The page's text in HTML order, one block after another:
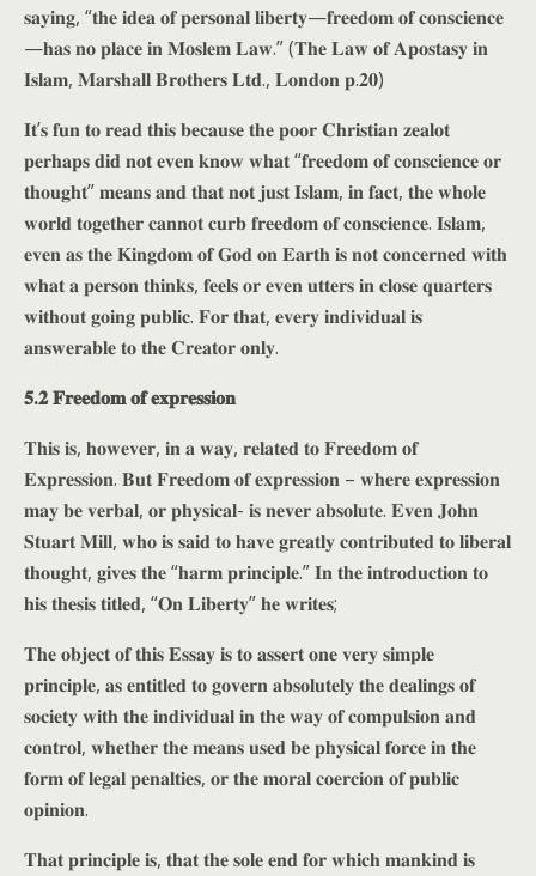
𝐬𝐚𝐲𝐢𝐧𝐠, “𝐭𝐡𝐞 𝐢𝐝𝐞𝐚 𝐨𝐟 𝐩𝐞𝐫𝐬𝐨𝐧𝐚𝐥 𝐥𝐢𝐛𝐞𝐫𝐭𝐲—𝐟𝐫𝐞𝐞𝐝𝐨𝐦 𝐨𝐟 𝐜𝐨𝐧𝐬𝐜𝐢𝐞𝐧𝐜𝐞
—𝐡𝐚𝐬 𝐧𝐨 𝐩𝐥𝐚𝐜𝐞 𝐢𝐧 𝐌𝐨𝐬𝐥𝐞𝐦 𝐋𝐚𝐰.” (𝐓𝐡𝐞 𝐋𝐚𝐰 𝐨𝐟 𝐀𝐩𝐨𝐬𝐭𝐚𝐬𝐲 𝐢𝐧
𝐈𝐬𝐥𝐚𝐦, 𝐌𝐚𝐫𝐬𝐡𝐚𝐥𝐥 𝐁𝐫𝐨𝐭𝐡𝐞𝐫𝐬 𝐋𝐭𝐝., 𝐋𝐨𝐧𝐝𝐨𝐧 𝐩.𝟐𝟎)
𝐈𝐭’𝐬 𝐟𝐮𝐧 𝐭𝐨 𝐫𝐞𝐚𝐝 𝐭𝐡𝐢𝐬 𝐛𝐞𝐜𝐚𝐮𝐬𝐞 𝐭𝐡𝐞 𝐩𝐨𝐨𝐫 𝐂𝐡𝐫𝐢𝐬𝐭𝐢𝐚𝐧 𝐳𝐞𝐚𝐥𝐨𝐭
𝐩𝐞𝐫𝐡𝐚𝐩𝐬 𝐝𝐢𝐝 𝐧𝐨𝐭 𝐞𝐯𝐞𝐧 𝐤𝐧𝐨𝐰 𝐰𝐡𝐚𝐭 “𝐟𝐫𝐞𝐞𝐝𝐨𝐦 𝐨𝐟 𝐜𝐨𝐧𝐬𝐜𝐢𝐞𝐧𝐜𝐞 𝐨𝐫
𝐭𝐡𝐨𝐮𝐠𝐡𝐭” 𝐦𝐞𝐚𝐧𝐬 𝐚𝐧𝐝 𝐭𝐡𝐚𝐭 𝐧𝐨𝐭 𝐣𝐮𝐬𝐭 𝐈𝐬𝐥𝐚𝐦, 𝐢𝐧 𝐟𝐚𝐜𝐭, 𝐭𝐡𝐞 𝐰𝐡𝐨𝐥𝐞
𝐰𝐨𝐫𝐥𝐝 𝐭𝐨𝐠𝐞𝐭𝐡𝐞𝐫 𝐜𝐚𝐧𝐧𝐨𝐭 𝐜𝐮𝐫𝐛 𝐟𝐫𝐞𝐞𝐝𝐨𝐦 𝐨𝐟 𝐜𝐨𝐧𝐬𝐜𝐢𝐞𝐧𝐜𝐞. 𝐈𝐬𝐥𝐚𝐦,
𝐞𝐯𝐞𝐧 𝐚𝐬 𝐭𝐡𝐞 𝐊𝐢𝐧𝐠𝐝𝐨𝐦 𝐨𝐟 𝐆𝐨𝐝 𝐨𝐧 𝐄𝐚𝐫𝐭𝐡 𝐢𝐬 𝐧𝐨𝐭 𝐜𝐨𝐧𝐜𝐞𝐫𝐧𝐞𝐝 𝐰𝐢𝐭𝐡
𝐰𝐡𝐚𝐭 𝐚 𝐩𝐞𝐫𝐬𝐨𝐧 𝐭𝐡𝐢𝐧𝐤𝐬, 𝐟𝐞𝐞𝐥𝐬 𝐨𝐫 𝐞𝐯𝐞𝐧 𝐮𝐭𝐭𝐞𝐫𝐬 𝐢𝐧 𝐜𝐥𝐨𝐬𝐞 𝐪𝐮𝐚𝐫𝐭𝐞𝐫𝐬
𝐰𝐢𝐭𝐡𝐨𝐮𝐭 𝐠𝐨𝐢𝐧𝐠 𝐩𝐮𝐛𝐥𝐢𝐜. 𝐅𝐨𝐫 𝐭𝐡𝐚𝐭, 𝐞𝐯𝐞𝐫𝐲 𝐢𝐧𝐝𝐢𝐯𝐢𝐝𝐮𝐚𝐥 𝐢𝐬
𝐚𝐧𝐬𝐰𝐞𝐫𝐚𝐛𝐥𝐞 𝐭𝐨 𝐭𝐡𝐞 𝐂𝐫𝐞𝐚𝐭𝐨𝐫 𝐨𝐧𝐥𝐲.
𝟓.𝟐 𝐅𝐫𝐞𝐞𝐝𝐨𝐦 𝐨𝐟 𝐞𝐱𝐩𝐫𝐞𝐬𝐬𝐢𝐨𝐧
𝐓𝐡𝐢𝐬 𝐢𝐬, 𝐡𝐨𝐰𝐞𝐯𝐞𝐫, 𝐢𝐧 𝐚 𝐰𝐚𝐲, 𝐫𝐞𝐥𝐚𝐭𝐞𝐝 𝐭𝐨 𝐅𝐫𝐞𝐞𝐝𝐨𝐦 𝐨𝐟
𝐄𝐱𝐩𝐫𝐞𝐬𝐬𝐢𝐨𝐧. 𝐁𝐮𝐭 𝐅𝐫𝐞𝐞𝐝𝐨𝐦 𝐨𝐟 𝐞𝐱𝐩𝐫𝐞𝐬𝐬𝐢𝐨𝐧 – 𝐰𝐡𝐞𝐫𝐞 𝐞𝐱𝐩𝐫𝐞𝐬𝐬𝐢𝐨𝐧
𝐦𝐚𝐲 𝐛𝐞 𝐯𝐞𝐫𝐛𝐚𝐥, 𝐨𝐫 𝐩𝐡𝐲𝐬𝐢𝐜𝐚𝐥- 𝐢𝐬 𝐧𝐞𝐯𝐞𝐫 𝐚𝐛𝐬𝐨𝐥𝐮𝐭𝐞. 𝐄𝐯𝐞𝐧 𝐉𝐨𝐡𝐧
𝐒𝐭𝐮𝐚𝐫𝐭 𝐌𝐢𝐥𝐥, 𝐰𝐡𝐨 𝐢𝐬 𝐬𝐚𝐢𝐝 𝐭𝐨 𝐡𝐚𝐯𝐞 𝐠𝐫𝐞𝐚𝐭𝐥𝐲 𝐜𝐨𝐧𝐭𝐫𝐢𝐛𝐮𝐭𝐞𝐝 𝐭𝐨 𝐥𝐢𝐛𝐞𝐫𝐚𝐥
𝐭𝐡𝐨𝐮𝐠𝐡𝐭, 𝐠𝐢𝐯𝐞𝐬 𝐭𝐡𝐞 “𝐡𝐚𝐫𝐦 𝐩𝐫𝐢𝐧𝐜𝐢𝐩𝐥𝐞.” 𝐈𝐧 𝐭𝐡𝐞 𝐢𝐧𝐭𝐫𝐨𝐝𝐮𝐜𝐭𝐢𝐨𝐧 𝐭𝐨
𝐡𝐢𝐬 𝐭𝐡𝐞𝐬𝐢𝐬 𝐭𝐢𝐭𝐥𝐞𝐝, “𝐎𝐧 𝐋𝐢𝐛𝐞𝐫𝐭𝐲” 𝐡𝐞 𝐰𝐫𝐢𝐭𝐞𝐬;
𝐓𝐡𝐞 𝐨𝐛𝐣𝐞𝐜𝐭 𝐨𝐟 𝐭𝐡𝐢𝐬 𝐄𝐬𝐬𝐚𝐲 𝐢𝐬 𝐭𝐨 𝐚𝐬𝐬𝐞𝐫𝐭 𝐨𝐧𝐞 𝐯𝐞𝐫𝐲 𝐬𝐢𝐦𝐩𝐥𝐞
𝐩𝐫𝐢𝐧𝐜𝐢𝐩𝐥𝐞, 𝐚𝐬 𝐞𝐧𝐭𝐢𝐭𝐥𝐞𝐝 𝐭𝐨 𝐠𝐨𝐯𝐞𝐫𝐧 𝐚𝐛𝐬𝐨𝐥𝐮𝐭𝐞𝐥𝐲 𝐭𝐡𝐞 𝐝𝐞𝐚𝐥𝐢𝐧𝐠𝐬 𝐨𝐟
𝐬𝐨𝐜𝐢𝐞𝐭𝐲 𝐰𝐢𝐭𝐡 𝐭𝐡𝐞 𝐢𝐧𝐝𝐢𝐯𝐢𝐝𝐮𝐚𝐥 𝐢𝐧 𝐭𝐡𝐞 𝐰𝐚𝐲 𝐨𝐟 𝐜𝐨𝐦𝐩𝐮𝐥𝐬𝐢𝐨𝐧 𝐚𝐧𝐝
𝐜𝐨𝐧𝐭𝐫𝐨𝐥, 𝐰𝐡𝐞𝐭𝐡𝐞𝐫 𝐭𝐡𝐞 𝐦𝐞𝐚𝐧𝐬 𝐮𝐬𝐞𝐝 𝐛𝐞 𝐩𝐡𝐲𝐬𝐢𝐜𝐚𝐥 𝐟𝐨𝐫𝐜𝐞 𝐢𝐧 𝐭𝐡𝐞
𝐟𝐨𝐫𝐦 𝐨𝐟 𝐥𝐞𝐠𝐚𝐥 𝐩𝐞𝐧𝐚𝐥𝐭𝐢𝐞𝐬, 𝐨𝐫 𝐭𝐡𝐞 𝐦𝐨𝐫𝐚𝐥 𝐜𝐨𝐞𝐫𝐜𝐢𝐨𝐧 𝐨𝐟 𝐩𝐮𝐛𝐥𝐢𝐜
𝐨𝐩𝐢𝐧𝐢𝐨𝐧.
𝐓𝐡𝐚𝐭 𝐩𝐫𝐢𝐧𝐜𝐢𝐩𝐥𝐞 𝐢𝐬, 𝐭𝐡𝐚𝐭 𝐭𝐡𝐞 𝐬𝐨𝐥𝐞 𝐞𝐧𝐝 𝐟𝐨𝐫 𝐰𝐡𝐢𝐜𝐡 𝐦𝐚𝐧𝐤𝐢𝐧𝐝 𝐢𝐬